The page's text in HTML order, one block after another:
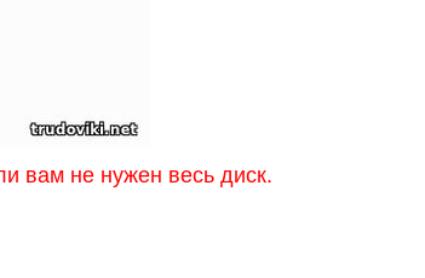
вам не нужен весь диск.